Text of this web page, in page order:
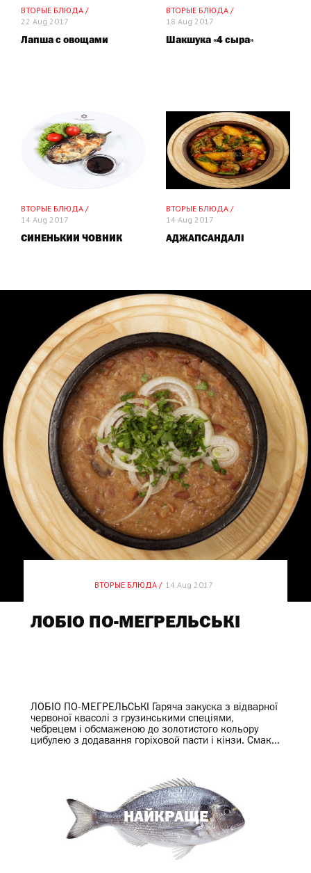
ВТОРЫЕ БЛЮДА /
22 Aug 2017
Лапша с овощами
ВТОРЫЕ БЛЮДА /
18 Aug 2017
Шакшука «4 сыра»
ВТОРЫЕ БЛЮДА /
14 Aug 2017
СИНЕНЬКИЙ ЧОВНИК
ВТОРЫЕ БЛЮДА /
14 Aug 2017
АДЖАПСАНДАЛІ
ВТОРЫЕ БЛЮДА / 14 Aug 2017
ЛОБІО ПО-МЕГРЕЛЬСЬКІ
ЛОБІО ПО-МЕГРЕЛЬСЬКІ Гаряча закуска з відварної
червоної квасолі з грузинськими спеціями,
чебрецем і обсмаженою до золотистого кольору
цибулею з додавання горіховой пасти і кінзи. Смак...
НАЙКРАЩЕ